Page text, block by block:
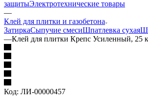
защитыЭлектротехнические товары
—
Клей для плитки и газобетона
ЗатиркаСыпучие смесиШпатлевка сухая
—Клей для плитки Крепс Усиленный, 25
Код: ЛИ-00000457